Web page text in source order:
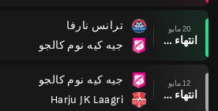
20 مايو
انتهاء وقت المباراة
ترانس نارفا
جيه كيه نوم كالجو
12 مايو
انتهاء وقت المباراة
جيه كيه نوم كالجو
Harju JK Laagri